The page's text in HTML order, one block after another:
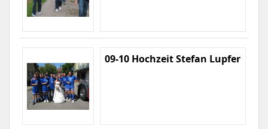
09-10 Hochzeit Stefan Lupfer